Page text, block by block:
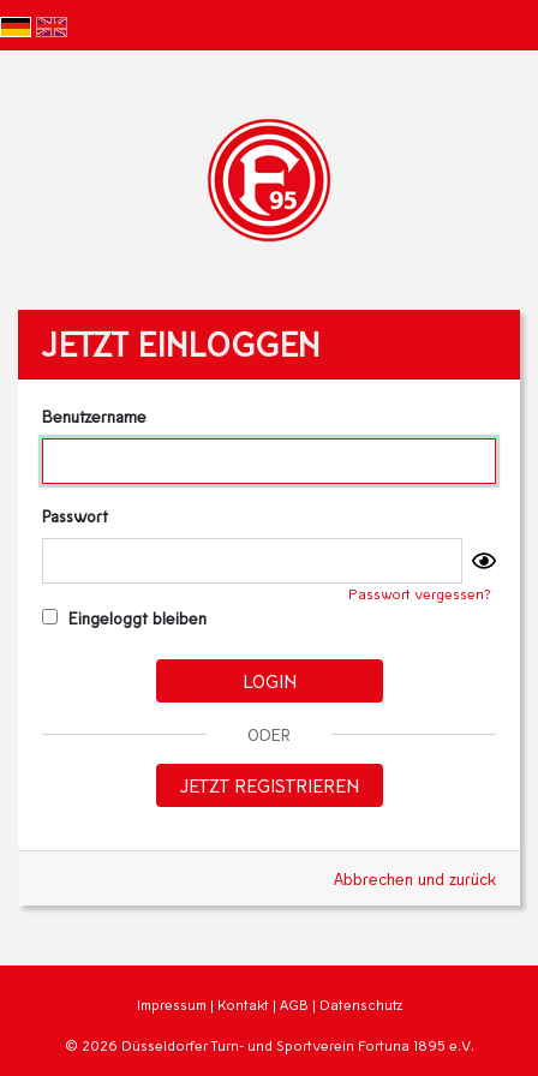
JETZT EINLOGGEN
Benutzername
Passwort
Passwort vergessen?
Eingeloggt bleiben
LOGIN
ODER
JETZT REGISTRIEREN
Abbrechen und zurück
Impressum | Kontakt | AGB | Datenschutz
© 2026 Düsseldorfer Turn- und Sportverein Fortuna 1895 e.V.